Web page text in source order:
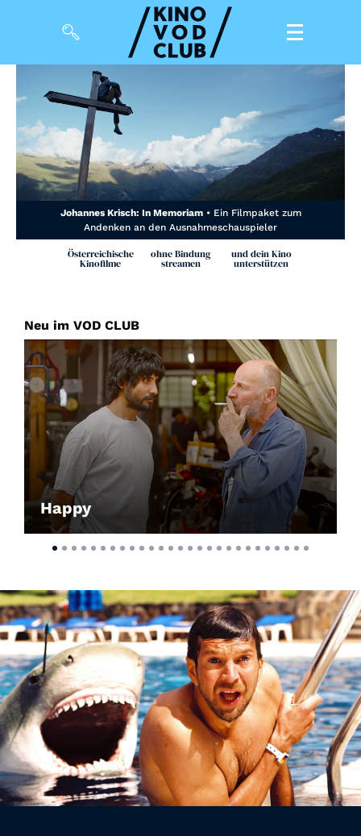
Filme
Magazin
Kuratierungen
Events
So geht’s
Gutscheine
& Filmpässe
Account
Suche
Johannes Krisch: In Memoriam• Ein Filmpaket zum
Andenken an den Ausnahmeschauspieler
Österreichische
Kinofilme
ohne Bindung
streamen
und dein Kino
unterstützen
Neu im VOD CLUB
Happy